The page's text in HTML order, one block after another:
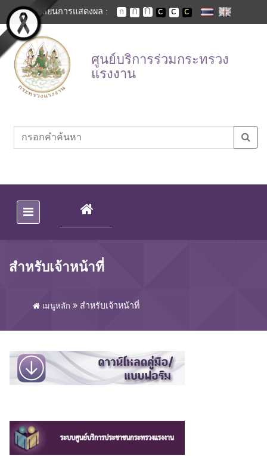
Skip to main content
เปลี่ยนการแสดงผล :
ศูนย์บริการร่วมกระทรวง
แรงงาน
(CURRENT)
สำหรับเจ้าหน้าที่
เมนูหลัก สำหรับเจ้าหน้าที่